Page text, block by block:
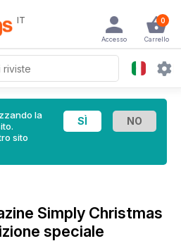
IT 0
Carrello
Accesso
la
sito
Simply Christmas
speciale